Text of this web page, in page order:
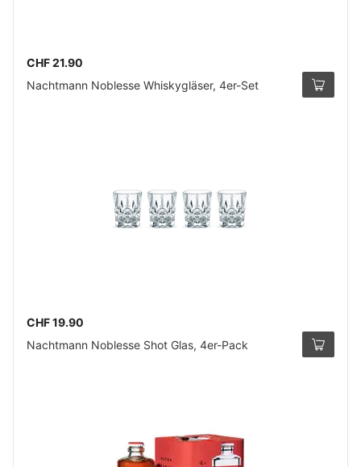
CHF 21.90
Nachtmann Noblesse Whiskygläser, 4er-Set
CHF 19.90
Nachtmann Noblesse Shot Glas, 4er-Pack